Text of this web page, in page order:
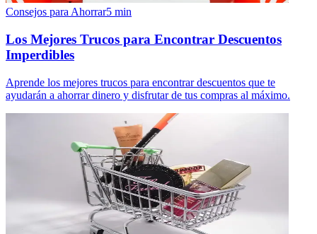
Consejos para Ahorrar5 min
Los Mejores Trucos para Encontrar Descuentos
Imperdibles
Aprende los mejores trucos para encontrar descuentos que te
ayudarán a ahorrar dinero y disfrutar de tus compras al máximo.